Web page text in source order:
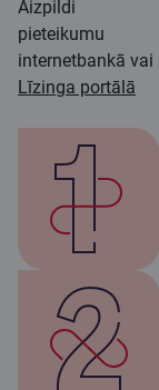
Aizpildi
pieteikumu
internetbankā vai
Līzinga portālā